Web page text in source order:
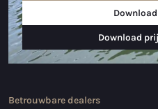
Download
Betrouwbare dealers